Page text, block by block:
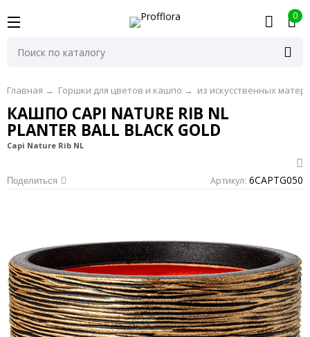
0
Главная → Горшки для цветов и кашпо → из искусственных
КАШПО CAPI NATURE RIB NL
PLANTER BALL BLACK GOLD
Capi Nature Rib NL
Поделиться Артикул: 6CAPTG050